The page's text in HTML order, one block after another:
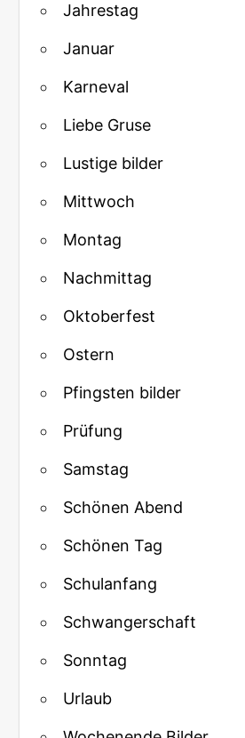
Jahrestag
Januar
Karneval
Liebe Gruse
Lustige bilder
Mittwoch
Montag
Nachmittag
Oktoberfest
Ostern
Pfingsten bilder
Prüfung
Samstag
Schönen Abend
Schönen Tag
Schulanfang
Schwangerschaft
Sonntag
Urlaub